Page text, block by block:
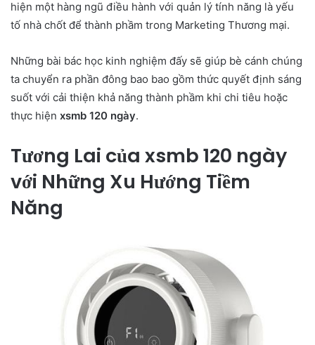
hiện một hàng ngũ điều hành với quản lý tính năng là yếu
tố nhà chốt để thành phầm trong Marketing Thương mại.
Những bài bác học kinh nghiệm đấy sẽ giúp bè cánh chúng
ta chuyển ra phần đông bao bao gồm thức quyết định sáng
suốt với cải thiện khả năng thành phầm khi chi tiêu hoặc
thực hiện xsmb 120 ngày.
Tương Lai của xsmb 120 ngày
với Những Xu Hướng Tiềm
Năng